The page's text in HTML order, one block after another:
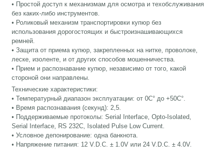
• Простой доступ к механизмам для осмотра и техобслуживания
без каких-либо инструментов.
• Роликовый механизм транспортировки купюр без
использования дорогостоящих и быстроизнашивающихся
ремней.
• Защита от приема купюр, закрепленных на нитке, проволоке,
леске, изоленте, и от других способов мошенничества.
• Прием и распознавание купюр, независимо от того, какой
стороной они направлены.
Технические характеристики:
• Температурный диапазон эксплуатации: от 0С° до +50С°.
• Время распознавания (секунд): 2,5.
• Поддерживаемые протоколы: Serial Interface, Opto-Isolated,
Serial Interface, RS 232C, Isolated Pulse Low Current.
• Условное депонирование: одна банкнота.
• Напряжение питания: 12 V.D.C. ± 1.0V или 24 V.D.C. ± 4.0V.